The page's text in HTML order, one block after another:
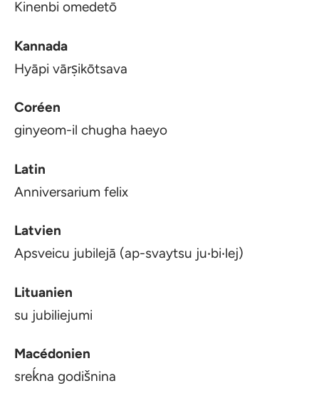
Kinenbi omedetō
Kannada
Hyāpi vārṣikōtsava
Coréen
ginyeom-il chugha haeyo
Latin
Anniversarium felix
Latvien
Apsveicu jubilejā (ap-svaytsu ju‧bi‧lej)
Lituanien
su jubiliejumi
Macédonien
sreḱna godišnina